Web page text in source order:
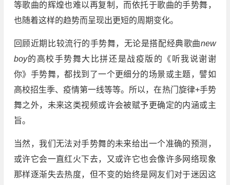
等歌曲的辉煌也难以再复制，而依托于歌曲的手势舞，
也随着这样的趋势而呈现出更短的周期变化。
回顾近期比较流行的手势舞，无论是搭配经典歌曲new
boy的高校手势舞大比拼还是战疫版的《听我说谢谢
你》手势舞，都找到了一个更细分的场景或主题，譬如
高校招生季、疫情第一线等等。所以，在热门旋律+手势
舞之外，未来这类视频或许会被赋予更确定的内涵或主
旨。
当然，我们无法对手势舞的未来给出一个准确的预测，
或许它会一直红火下去，又或许它也会像许多网络现象
那样逐渐失去热度，但不变的始终是网友们对于迷因这